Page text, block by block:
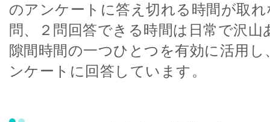
のアンケートに答え切れる時間が取
問、２問回答できる時間は日常で沢
隙間時間の一つひとつを有効に活用
ンケートに回答しています。